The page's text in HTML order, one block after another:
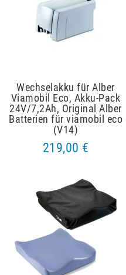
Wechselakku für Alber
Viamobil Eco, Akku-Pack
24V/7,2Ah, Original Alber
Batterien für viamobil eco
(V14)
219,00 €